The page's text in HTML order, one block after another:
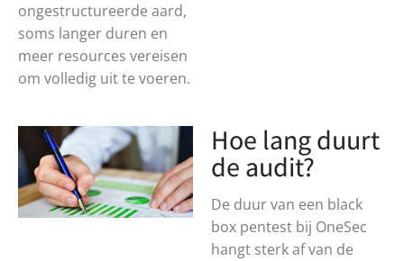
ongestructureerde aard,
soms langer duren en
meer resources vereisen
om volledig uit te voeren.
Hoe lang duurt
de audit?
De duur van een black
box pentest bij OneSec
hangt sterk af van de